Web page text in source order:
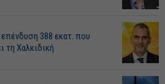
388 εκατ. που
τη Χαλκιδική